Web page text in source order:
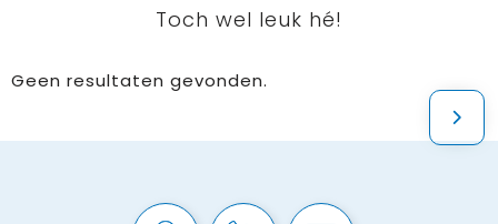
Toch wel leuk hé!
Geen resultaten gevonden.